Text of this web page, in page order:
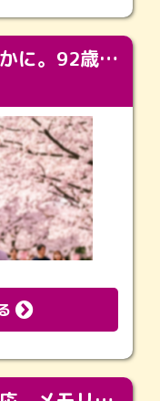
同窓会のように、なごやかに。92歳の旅立ちを彩った、再会と感謝の場